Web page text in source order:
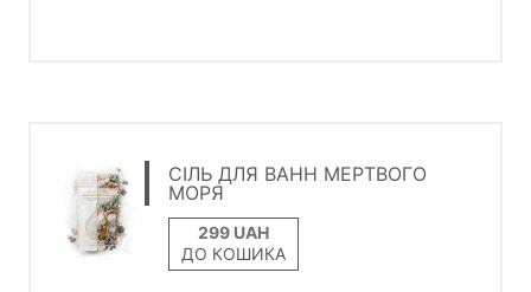
СІЛЬ ДЛЯ ВАНН МЕРТВОГО
МОРЯ
ДО КОШИКА